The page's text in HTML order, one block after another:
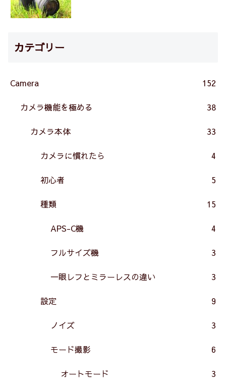
カテゴリー
Camera 152
カメラ機能を極める 38
カメラ本体 33
カメラに慣れたら 4
初心者 5
種類 15
APS-C機 4
フルサイズ機 3
一眼レフとミラーレスの違い 3
設定 9
ノイズ 3
モード撮影 6
オートモード 3